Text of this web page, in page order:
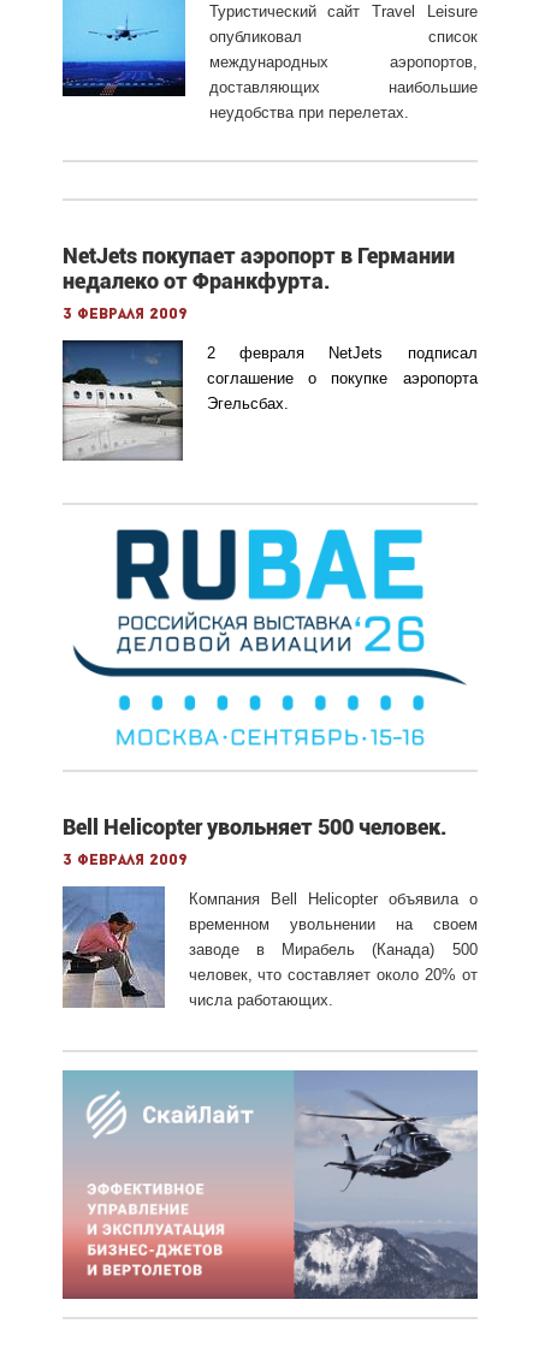
Туристический сайт Travel Leisure
опубликовал список
международных аэропортов,
доставляющих наибольшие
неудобства при перелетах.
NetJets покупает аэропорт в Германии
недалеко от Франкфурта.
3 февраля 2009
2 февраля NetJets подписал
соглашение о покупке аэропорта
Эгельсбах.
Bell Helicopter увольняет 500 человек.
3 февраля 2009
Компания Bell Helicopter объявила о
временном увольнении на своем
заводе в Мирабель (Канада) 500
человек, что составляет около 20% от
числа работающих.